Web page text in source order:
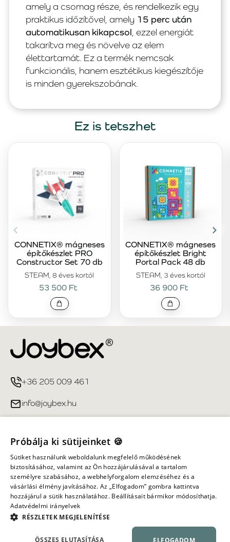
amely a csomag része, és rendelkezik egy
praktikus időzítővel, amely 15 perc után
automatikusan kikapcsol , ezzel energiát
takarítva meg és növelve az elem
élettartamát. Ez a termék nemcsak
funkcionális, hanem esztétikus kiegészítője
is minden gyerekszobának.
Ez is tetszhet
STEAM, 8 éves kortól
CONNETIX® mágneses
építőkészlet PRO
Constructor Set 70 db
53 500 Ft
STEAM, 3 éves kortól
CONNETIX® mágneses
építőkészlet Bright
Portal Pack 48 db
36 900 Ft
+36 205 009 461
info@joybex.hu
Fiókom
Információ
Minden jog fenntartva ©
Próbálja ki sütijeinket 🍪
Sütiket használunk weboldalunk megfelelő működésének
biztosításához, valamint az Ön hozzájárulásával a tartalom
személyre szabásához, a webhelyforgalom elemzéséhez és a
vásárlási élmény javításához. Az „Elfogadom” gombra kattintva
hozzájárul a sütik használatához. Beállításait bármikor módosíthatja.
Adatvédelmi irányelvek
RÉSZLETEK MEGJELENÍTÉSE
ELFOGADOM
ÖSSZES ELUTASÍTÁSA